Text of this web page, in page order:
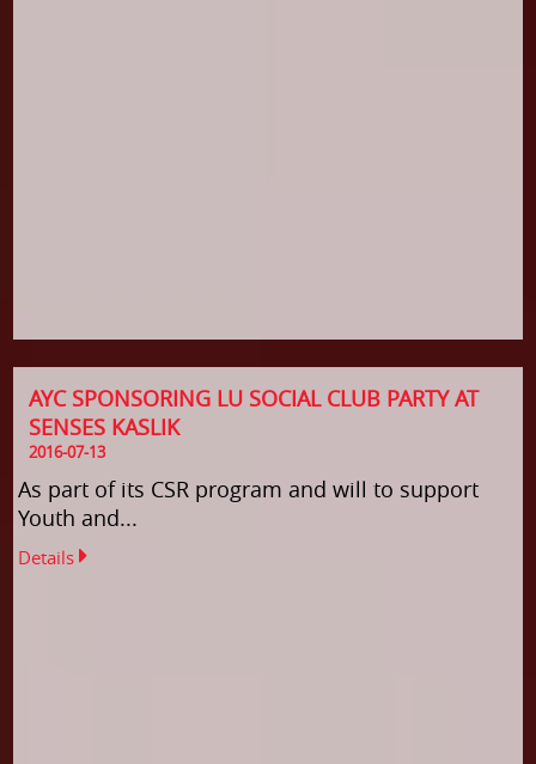
AYC SPONSORING LU SOCIAL CLUB PARTY AT
SENSES KASLIK
2016-07-13
As part of its CSR program and will to support
Youth and...
Details